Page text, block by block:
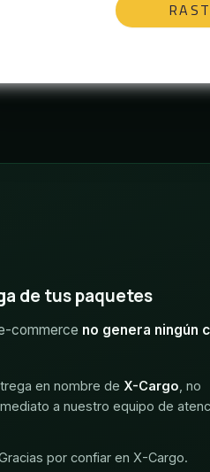
de tus paquetes
commerce no genera ningún
en nombre de X-Cargo , no
a nuestro equipo de
por confiar en X-Cargo.